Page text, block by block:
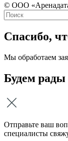
© ООО
Спасибо,
Мы обработаем
Будем
Отправьте ваш
специалисты